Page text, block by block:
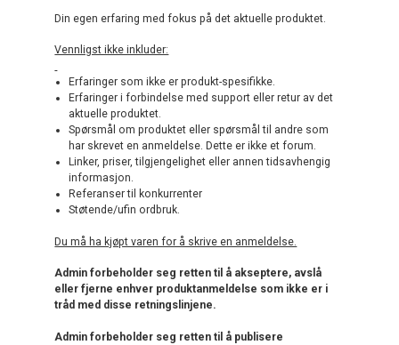
Din egen erfaring med fokus på det aktuelle produktet.
Vennligst ikke inkluder:
Erfaringer som ikke er produkt-spesifikke.
Erfaringer i forbindelse med support eller retur av det
aktuelle produktet.
Spørsmål om produktet eller spørsmål til andre som
har skrevet en anmeldelse. Dette er ikke et forum.
Linker, priser, tilgjengelighet eller annen tidsavhengig
informasjon.
Referanser til konkurrenter
Støtende/ufin ordbruk.
Du må ha kjøpt varen for å skrive en anmeldelse.
Admin forbeholder seg retten til å akseptere, avslå
eller fjerne enhver produktanmeldelse som ikke er i
tråd med disse retningslinjene.
Admin forbeholder seg retten til å publisere